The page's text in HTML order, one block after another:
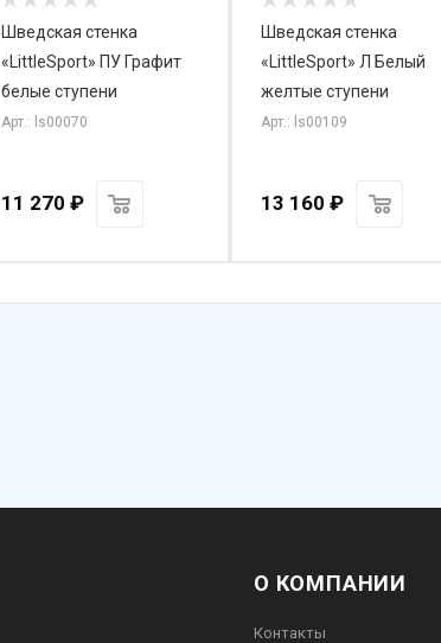
Шведская стенка
«LittleSport» ПУ Графит
белые ступени
Арт.: ls00070
11 270 ₽
Шведская стенка
«LittleSport» Л Белый
желтые ступени
Арт.: ls00109
13 160 ₽
О КОМПАНИИ
Контакты